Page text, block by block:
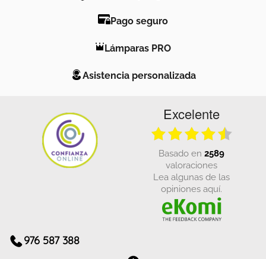
Pago seguro
Lámparas PRO
Asistencia personalizada
Excelente
basado en 2589
valoraciones
Lea algunas de las
opiniones aquí.
976 587 388